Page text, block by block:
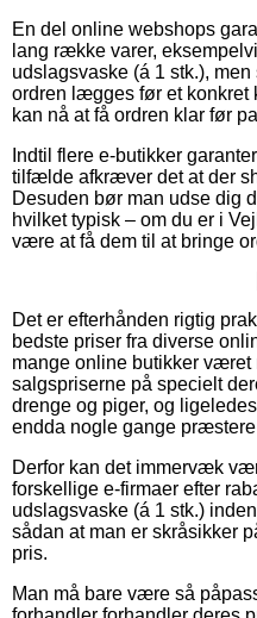
En del online webshops
lang række varer,
udslagsvaske (á 1 stk.),
ordren lægges før et
kan nå at få ordren klar før
Indtil flere e-butikker
tilfælde afkræver det at der
Desuden bør man udse dig
hvilket typisk – om du er i
være at få dem til at bringe
Det er efterhånden rigtig
bedste priser fra diverse
mange online butikker været
salgspriserne på specielt
drenge og piger, og
endda nogle gange
Derfor kan det immervæk
forskellige e-firmaer efter
udslagsvaske (á 1 stk.)
sådan at man er skråsikker
pris.
Man må bare være så